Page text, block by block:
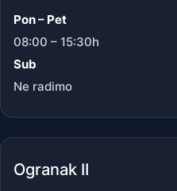
Pon – Pet
08:00 – 15:30h
Sub
Ne radimo
Ogranak II